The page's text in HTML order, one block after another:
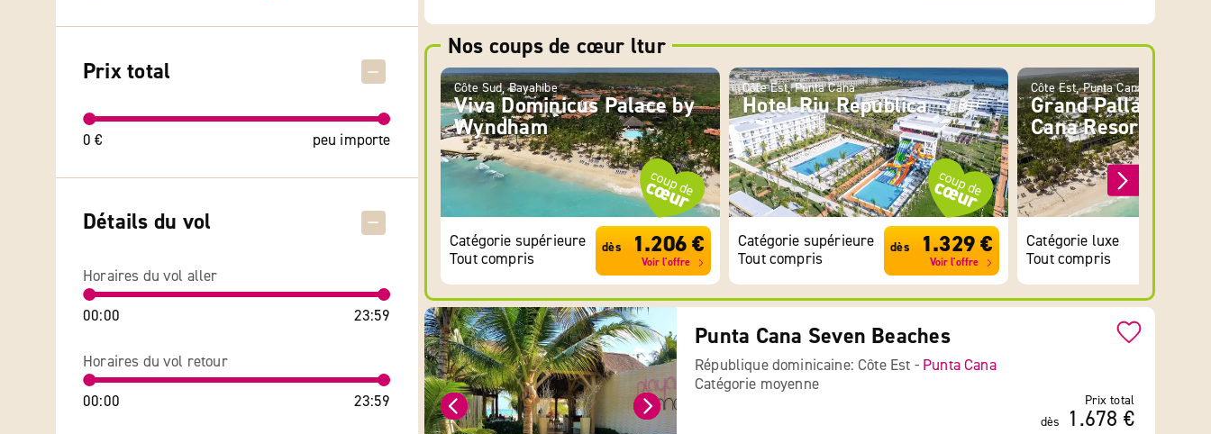
Prix total
0 € peu importe
Détails du vol
Horaires du vol aller
00:00 23:59
Horaires du vol retour
00:00 23:59
Nos coups de cœur ltur
Côte Sud, Bayahibe
Viva Dominicus Palace by
Wyndham
Catégorie supérieure
Tout compris
dès 1.206 €
Voir l'offre
Côte Est, Punta Cana
Hotel Riu Republica
Catégorie supérieure
Tout compris
dès 1.329 €
Voir l'offre
Côte Est, Punta Cana
Grand Palladium
Cana Resort & Spa
Catégorie luxe
Tout compris
Punta Cana Seven Beaches
République dominicaine: Côte Est - Punta Cana
Catégorie moyenne
Prix total
dès
1.678 €